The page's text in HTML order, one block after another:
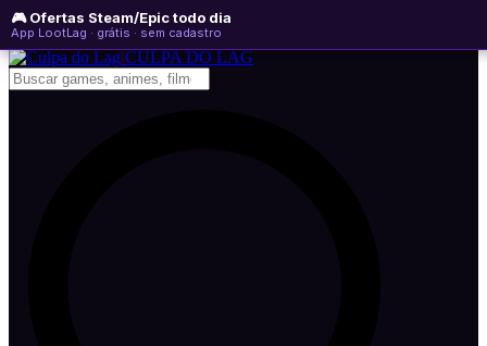
🎮 Ofertas Steam/Epic todo dia
App LootLag · grátis · sem cadastro
domingo, 09 de agosto de 2026 WhatsApp
Newsletter
CULPA DO LAG